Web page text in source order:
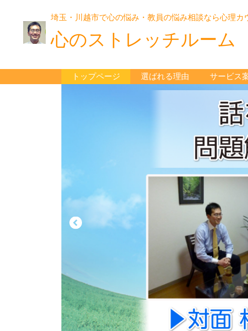
埼玉・川越市で心の悩み・教員の悩み相談なら心理カ
心のストレッチルーム
トップページ 選ばれる理由 サービス